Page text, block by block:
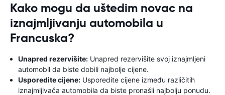
Kako mogu da uštedim novac na
iznajmljivanju automobila u
Francuska?
Unapred rezervišite: Unapred rezervišite svoj iznajmljeni
automobil da biste dobili najbolje cijene.
Usporedite cijene: Usporedite cijene između različitih
iznajmljivača automobila da biste pronašli najbolju ponudu.